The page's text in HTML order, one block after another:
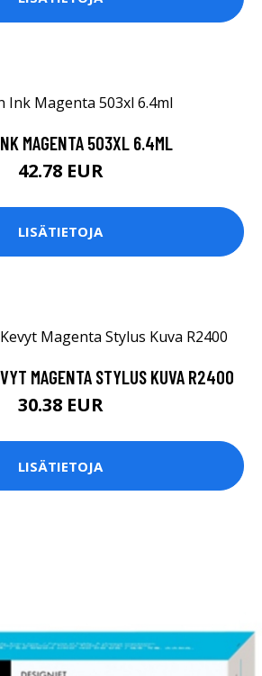
MAGENTA 503XL 6.4ML
42.78 EUR
LISÄTIETOJA
MAGENTA STYLUS KUVA R2400
30.38 EUR
LISÄTIETOJA